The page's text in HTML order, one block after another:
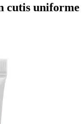
cutis uniforme